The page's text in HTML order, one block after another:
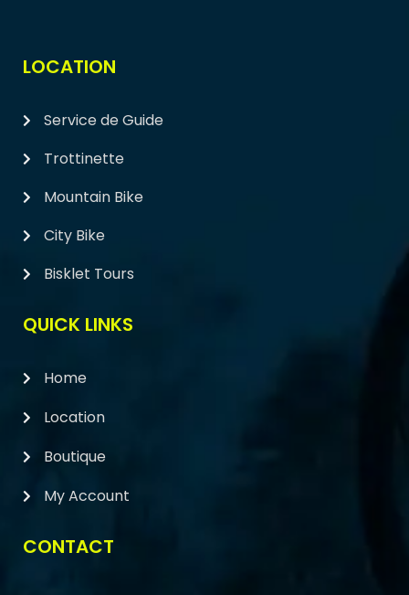
LOCATION
Service de Guide
Trottinette
Mountain Bike
City Bike
Bisklet Tours
QUICK LINKS
Home
Location
Boutique
My Account
CONTACT